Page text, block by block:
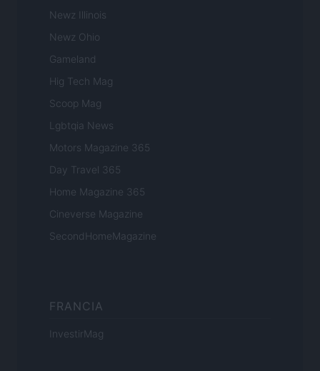
Newz Illinois
Newz Ohio
Gameland
Hig Tech Mag
Scoop Mag
Lgbtqia News
Motors Magazine 365
Day Travel 365
Home Magazine 365
Cineverse Magazine
SecondHomeMagazine
FRANCIA
InvestirMag